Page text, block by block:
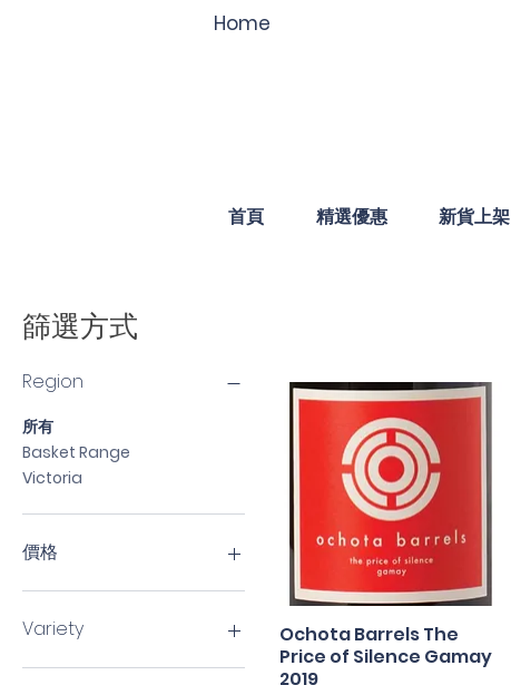
Home
首頁 精選優惠 新貨上架
篩選方式
Region
所有
Basket Range
Victoria
價格
HK$280 HK$368
Variety
Pinot Noir
快速瀏覽
Ochota Barrels The
Price of Silence Gamay
2019